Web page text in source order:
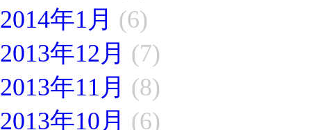
2014年1月 (6)
2013年12月 (7)
2013年11月 (8)
2013年10月 (6)